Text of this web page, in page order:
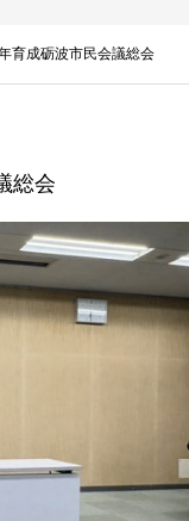
育成砺波市民会議総会
総会